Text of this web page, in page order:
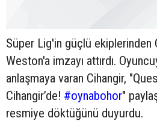
Süper Lig'in güçlü ekiplerinden
Weston'a imzayı attırdı.
anlaşmaya varan Cihangir,
Cihangir’de! #oynabohor"
resmiye döktüğünü duyurdu.